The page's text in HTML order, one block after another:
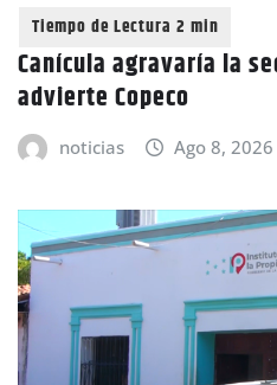
Canícula agravaría la
advierte Copeco
noticias Ago 8, 2026